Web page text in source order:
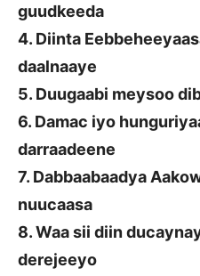
guudkeeda
4. Diinta
daalnaaye
5. Duugaabi meysoo
6. Damac iyo
darraadeene
7. Dabbaabaadya
nuucaasa
8. Waa sii diin
derejeeyo